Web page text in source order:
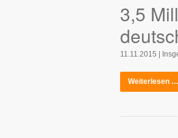
3,5
11.11.2015 |
Weiterlesen